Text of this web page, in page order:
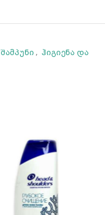
შამპუნი , ჰიგიენა და